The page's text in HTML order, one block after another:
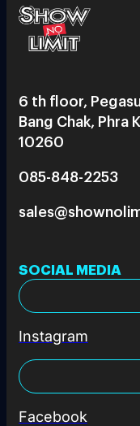
6 th floor,
Bang Chak, Phra
10260
085-848-2253
SOCIAL MEDIA
Instagram
Facebook